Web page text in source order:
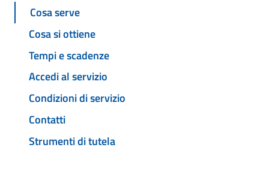
Cosa serve
Cosa si ottiene
Tempi e scadenze
Accedi al servizio
Condizioni di servizio
Contatti
Strumenti di tutela